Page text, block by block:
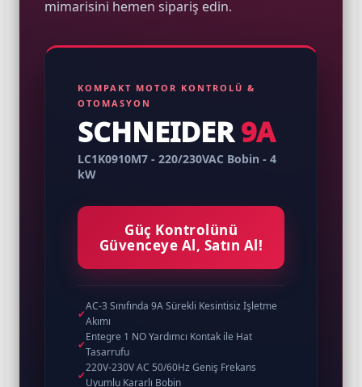
mimarisini hemen sipariş edin.
KOMPAKT MOTOR KONTROLÜ &
OTOMASYON
SCHNEIDER9A
LC1K0910M7 - 220/230VAC Bobin - 4
kW
Güç Kontrolünü
Güvenceye Al, Satın Al!
✔
AC-3 Sınıfında 9A Sürekli Kesintisiz İşletme
Akımı
✔
Entegre 1 NO Yardımcı Kontak ile Hat
Tasarrufu
✔
220V-230V AC 50/60Hz Geniş Frekans
Uyumlu Kararlı Bobin